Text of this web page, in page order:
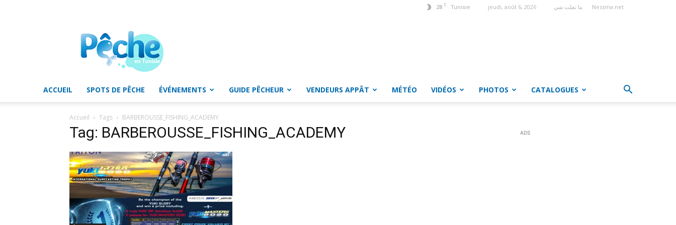
28 C Tunisie jeudi, août 6, 2026 ما تفلت شي Nessma.net
Pêche
en
Tunisie
ACCUEIL SPOTS DE PÊCHE ÉVÉNEMENTS GUIDE PÊCHEUR VENDEURS APPÂT MÉTÉO VIDÉOS PHOTOS CATALOGUES
Accueil Tags BARBEROUSSE_FISHING_ACADEMY
Tag: BARBEROUSSE_FISHING_ACADEMY ADS